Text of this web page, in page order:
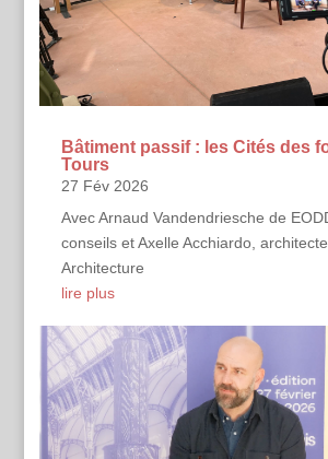
Bâtiment passif : les Cités des
Tours
27 Fév 2026
Avec Arnaud Vandendriesche de
conseils et Axelle Acchiardo,
Architecture
lire plus